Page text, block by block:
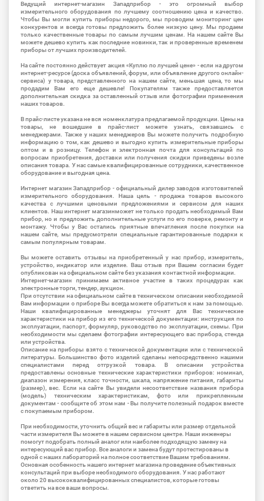
Ведущий интернет-магазин Западприбор - это огромный выбор
измерительного оборудования по лучшему соотношению цена и качество.
Чтобы Вы могли купить приборы недорого, мы проводим мониторинг цен
конкурентов и всегда готовы предложить более низкую цену. Мы продаем
только качественные товары по самым лучшим ценам. На нашем сайте Вы
можете дешево купить как последние новинки, так и проверенные временем
приборы от лучших производителей.
На сайте постоянно действует акция «Куплю по лучшей цене» - если на другом
интернет-ресурсе (доска объявлений, форум, или объявление другого онлайн-
сервиса) у товара, представленного на нашем сайте, меньшая цена, то мы
продадим Вам его еще дешевле! Покупателям также предоставляется
дополнительная скидка за оставленный отзыв или фотографии применения
наших товаров.
В прайс-листе указана не вся номенклатура предлагаемой продукции. Цены на
товары, не вошедшие в прайс-лист можете узнать, связавшись с
менеджерами. Также у наших менеджеров Вы можете получить подробную
информацию о том, как дешево и выгодно купить измерительные приборы
оптом и в розницу. Телефон и электронная почта для консультаций по
вопросам приобретения, доставки или получения скидки приведены возле
описания товара. У нас самые квалифицированные сотрудники, качественное
оборудование и выгодная цена.
Интернет магазин Западприбор - официальный дилер заводов изготовителей
измерительного оборудования. Наша цель - продажа товаров высокого
качества с лучшими ценовыми предложениями и сервисом для наших
клиентов. Наш интернет магазинможет не только продать необходимый Вам
прибор, но и предложить дополнительные услуги по его поверке, ремонту и
монтажу. Чтобы у Вас остались приятные впечатления после покупки на
нашем сайте, мы предусмотрели специальные гарантированные подарки к
самым популярным товарам.
Вы можете оставить отзывы на приобретенный у нас прибор, измеритель,
устройство, индикатор или изделие. Ваш отзыв при Вашем согласии будет
опубликован на официальном сайте без указания контактной информации.
Интернет-магазин принимаем активное участие в таких процедурах как
электронные торги, тендер, аукцион.
При отсутствии на официальном сайте в техническом описании необходимой
Вам информации о приборе Вы всегда можете обратиться к нам за помощью.
Наши квалифицированные менеджеры уточнят для Вас технические
характеристики на прибор из его технической документации: инструкция по
эксплуатации, паспорт, формуляр, руководство по эксплуатации, схемы. При
необходимости мы сделаем фотографии интересующего вас прибора, стенда
или устройства.
Описание на приборы взято с технической документации или с технической
литературы. Большинство фото изделий сделаны непосредственно нашими
специалистами перед отгрузкой товара. В описании устройства
предоставлены основные технические характеристики приборов: номинал,
диапазон измерения, класс точности, шкала, напряжение питания, габариты
(размер), вес. Если на сайте Вы увидели несоответствие названия прибора
(модель) техническим характеристикам, фото или прикрепленным
документам - сообщите об этом нам - Вы получите полезный подарок вместе
с покупаемым прибором.
При необходимости, уточнить общий вес и габариты или размер отдельной
части измерителя Вы можете в нашем сервисном центре. Наши инженеры
помогут подобрать полный аналог или наиболее подходящую замену на
интересующий вас прибор. Все аналоги и замена будут протестированы в
одной с наших лабораторий на полное соответствие Вашим требованиям.
Основная особенность нашего интернет магазина проведение объективных
консультаций при выборе необходимого оборудования. У нас работают
около 20 высококвалифицированных специалистов, которые готовы
ответить на все ваши вопросы.